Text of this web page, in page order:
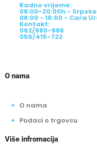
Radno vrijeme:
08:00-20:00h -
08:00 - 16:00 - Cara
Kontakt:
062/980-986
055/415-722
O nama
O nama
Podaci o trgovcu
Više infromacija